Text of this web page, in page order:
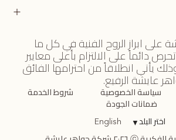
ابراز الروح الفنية في كل ما
دائماً على الالتزام بأعلى معايير
يأتي انطلاقاً من احترامها الفائق
عايشة الرفيع.
سياسة الخصوصية شروط الخدمة
ضمانات الجودة
اختر البلد▼
English